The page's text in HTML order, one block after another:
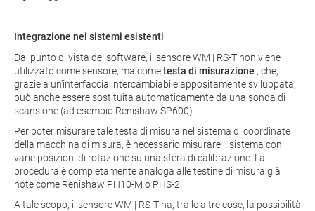
Integrazione nei sistemi esistenti
Dal punto di vista del software, il sensore WM | RS-T non viene
utilizzato come sensore, ma cometesta di misurazione , che,
grazie a un'interfaccia intercambiabile appositamente sviluppata,
può anche essere sostituita automaticamente da una sonda di
scansione (ad esempio Renishaw SP600).
Per poter misurare tale testa di misura nel sistema di coordinate
della macchina di misura, è necessario misurare il sistema con
varie posizioni di rotazione su una sfera di calibrazione. La
procedura è completamente analoga alle testine di misura già
note come Renishaw PH10-M o PHS-2.
A tale scopo, il sensore WM | RS-T ha, tra le altre cose, la possibilità